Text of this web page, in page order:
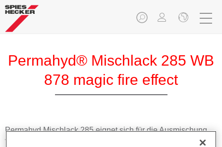
Permahyd® Mischlack 285 WB
878 magic fire effect
Permahyd Mischlack 285 eignet sich für die Ausmischung
von Permahyd Perlmutt Basislack 285, einem hochwertigen